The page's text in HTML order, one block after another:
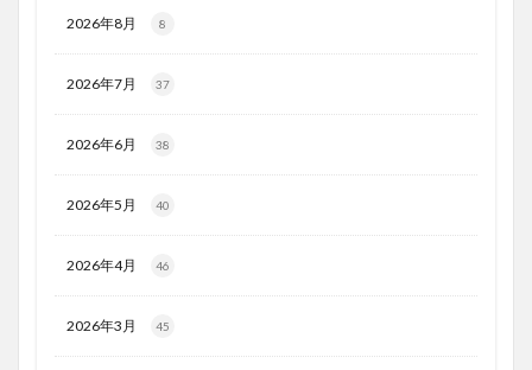
2026年8月 8
2026年7月 37
2026年6月 38
2026年5月 40
2026年4月 46
2026年3月 45